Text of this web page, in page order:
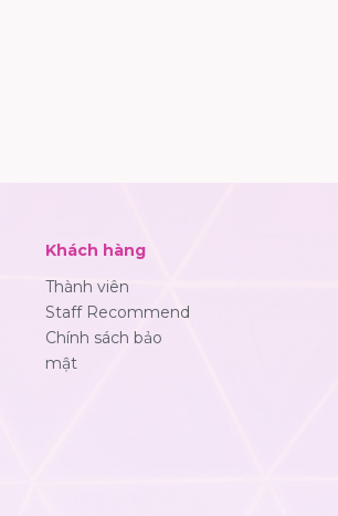
Khách hàng
Thành viên
Staff Recommend
Chính sách bảo
mật